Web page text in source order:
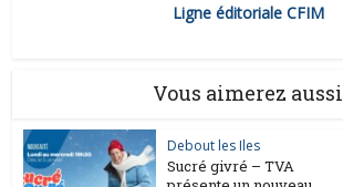
Ligne éditoriale CFIM
Vous aimerez aussi
Debout les Iles
Sucré givré – TVA